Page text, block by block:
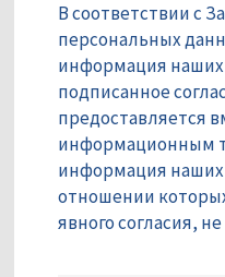
В соответствии с
персональных
информация наших
подписанное
предоставляется
информационным
информация наших
отношении
явного согласия,